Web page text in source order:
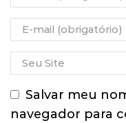
Salvar meu
navegador para